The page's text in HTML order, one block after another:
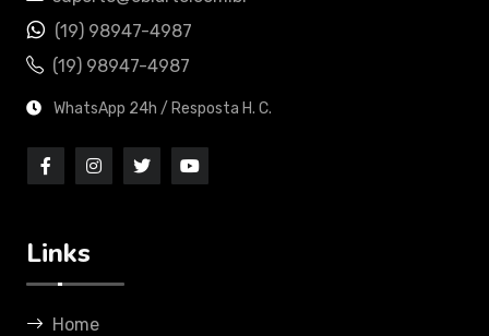
(19) 98947-4987
(19) 98947-4987
WhatsApp 24h / Resposta H. C.
Links
Home